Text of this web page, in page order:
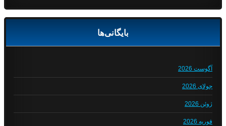
بایگانی‌ها
آگوست 2026
جولای 2026
ژوئن 2026
فوریه 2026